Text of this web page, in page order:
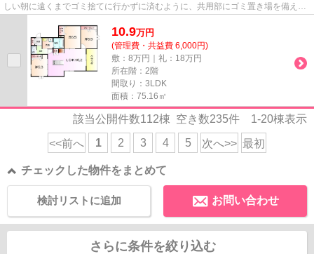
しい朝に遠くまでゴミ捨てに行かずに済むように、共用部にゴミ置き場を備え付
10.9万円
(管理費・共益費 6,000円)
敷：8万円｜礼：18万円
所在階：2階
間取り：3LDK
面積：75.16㎡
該当公開件数112棟 空き数235件 1-20棟表示
<<前へ 1 2 3 4 5 次へ>> 最初
チェックした物件をまとめて
お問い合わせ
検討リストに追加
さらに条件を絞り込む